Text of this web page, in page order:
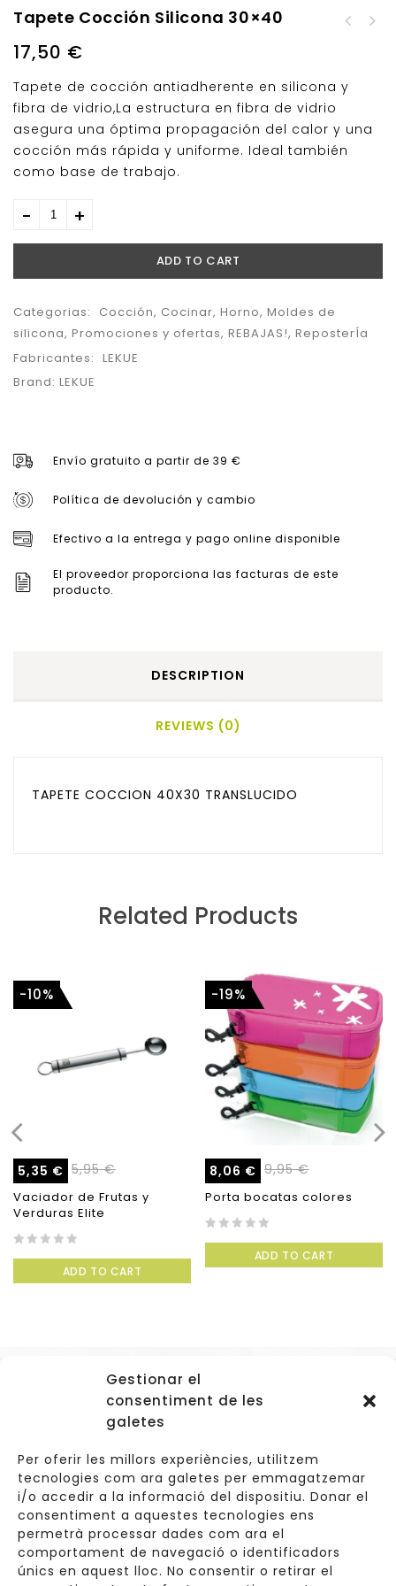
Gestionar el
consentiment de les
galetes
Per oferir les millors experiències, utilitzem
tecnologies com ara galetes per emmagatzemar
i/o accedir a la informació del dispositiu. Donar el
consentiment a aquestes tecnologies ens
permetrà processar dades com ara el
comportament de navegació o identificadors
únics en aquest lloc. No consentir o retirar el
Tapete Cocción Silicona 30×40
17,50 €
Tapete de cocción antiadherente en silicona y
fibra de vidrio,La estructura en fibra de vidrio
asegura una óptima propagación del calor y una
cocción más rápida y uniforme. Ideal también
como base de trabajo.
ADD TO CART
Categorias: Cocción, Cocinar, Horno, Moldes de
silicona, Promociones y ofertas, REBAJAS!, ReposterÍa
Fabricantes: LEKUE
Brand: LEKUE
Envío gratuito a partir de 39 €
Política de devolución y cambio
Efectivo a la entrega y pago online disponible
El proveedor proporciona las facturas de este
producto.
DESCRIPTION
REVIEWS (0)
TAPETE COCCION 40X30 TRANSLUCIDO
Related Products
-10%
5,95€
5,35 €
Vaciador de Frutas y
Verduras Elite
of
ADD TO CART
-19%
9,95€
8,06 €
Porta bocatas colores
of
ADD TO CART
Carrer de Valldoreix 45, 08172 Sant Cugat del Vallès
933 157 807 | 691967537